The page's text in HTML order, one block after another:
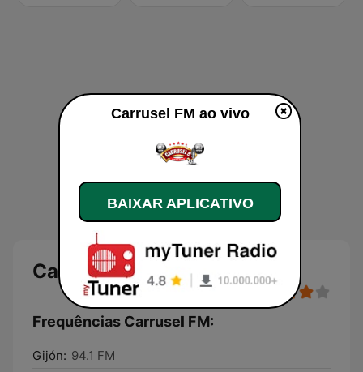
Carrusel FM
Frequências Carrusel FM:
Gijón: 94.1 FM
Carrusel FM ao vivo
BAIXAR APLICATIVO